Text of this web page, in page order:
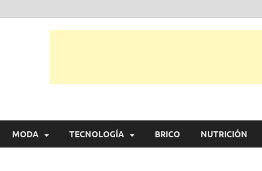
MODA TECNOLOGÍA BRICO NUTRICIÓN